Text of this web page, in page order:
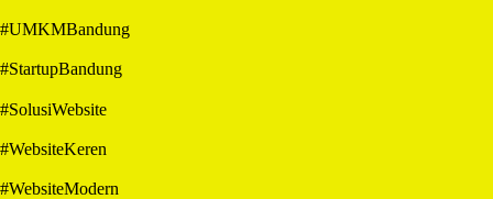
#UMKMBandung
#StartupBandung
#SolusiWebsite
#WebsiteKeren
#WebsiteModern